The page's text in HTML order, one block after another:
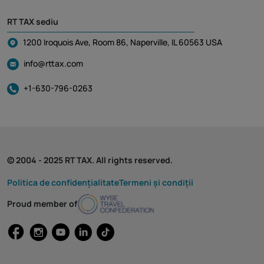
RT TAX sediu
1200 Iroquois Ave, Room 86, Naperville, IL 60563 USA
info@rttax.com
+1-630-796-0263
© 2004 - 2025 RT TAX. All rights reserved.
Politica de confidențialitateTermeni și condiții
Proud member of